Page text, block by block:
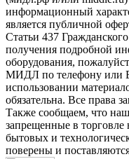
информационный
является публичной
Статьи 437
получения подробной
оборудования,
МИДЛ по телефону или
использовании
обязательна. Все права
Также сообщаем, что
запрещенные в
бытовых и
поверены и